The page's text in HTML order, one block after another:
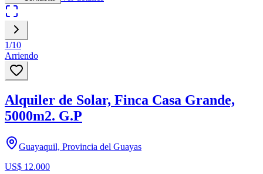
1/10
Arriendo
Alquiler de Solar, Finca Casa Grande,
5000m2. G.P
Guayaquil, Provincia del Guayas
US$ 12.000